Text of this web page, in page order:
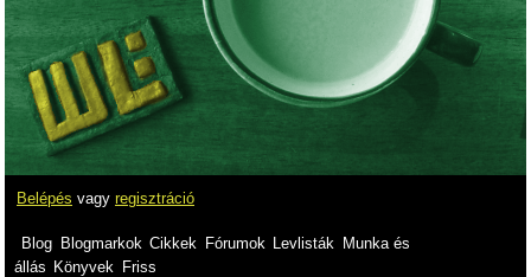
Belépés vagy regisztráció
Blog Blogmarkok Cikkek Fórumok Levlisták
Munka és
állás Könyvek Friss